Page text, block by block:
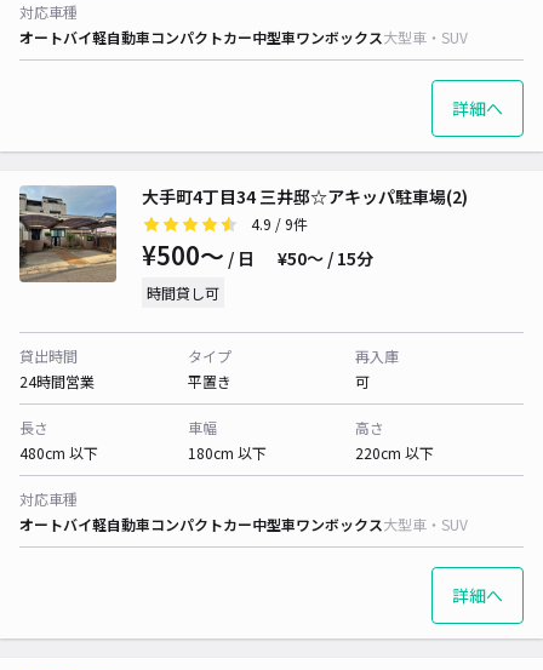
対応車種
オートバイ軽自動車コンパクトカー中型車ワンボックス大型車・SUV
詳細へ
大手町4丁目34 三井邸☆アキッパ駐車場(2)
4.9 / 9件
¥500〜 / 日 ¥50〜 / 15分
時間貸し可
貸出時間
24時間営業
タイプ
平置き
再入庫
可
長さ
480cm 以下
車幅
180cm 以下
高さ
220cm 以下
対応車種
オートバイ軽自動車コンパクトカー中型車ワンボックス大型車・SUV
詳細へ